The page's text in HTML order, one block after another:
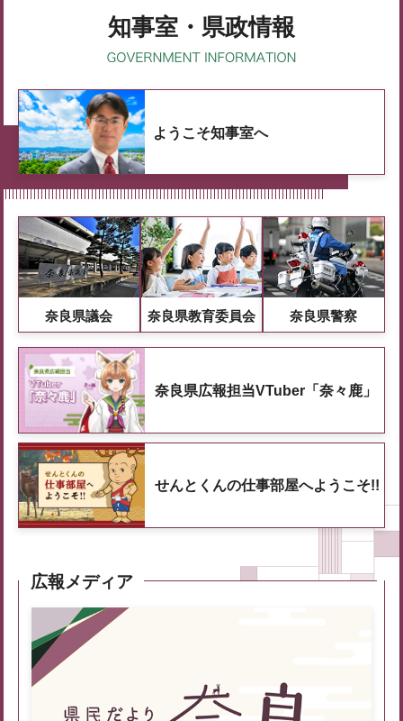
知事室・県政情報
ようこそ知事室へ
奈良県議会 奈良県教育委員会 奈良県警察
奈良県広報担当VTuber「奈々鹿」
せんとくんの仕事部屋へようこそ!!
広報メディア